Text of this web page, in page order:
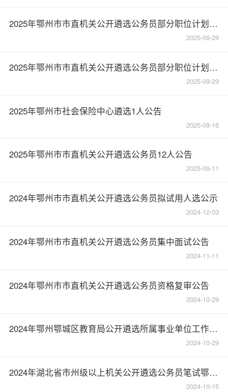
2025年鄂州市市直机关公开遴选公务员部分职位计划取消公告
2025-09-29
2025年鄂州市市直机关公开遴选公务员部分职位计划取消公告
2025-09-29
2025年鄂州市社会保险中心遴选1人公告
2025-09-16
2025年鄂州市市直机关公开遴选公务员12人公告
2025-09-11
2024年鄂州市市直机关公开遴选公务员拟试用人选公示
2024-12-03
2024年鄂州市市直机关公开遴选公务员集中面试公告
2024-11-11
2024年鄂州市市直机关公开遴选公务员资格复审公告
2024-10-29
2024年鄂州鄂城区教育局公开遴选所属事业单位工作人员面试公告
2024-10-29
2024年湖北省市州级以上机关公开遴选公务员笔试鄂州考区温馨提示
2024-10-15